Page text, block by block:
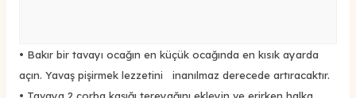
• Bakır bir tavayı ocağın en küçük ocağında en kısık ayarda
açın. Yavaş pişirmek lezzetini inanılmaz derecede artıracaktır.
• Tavaya 2 çorba kaşığı tereyağını ekleyin ve erirken halka